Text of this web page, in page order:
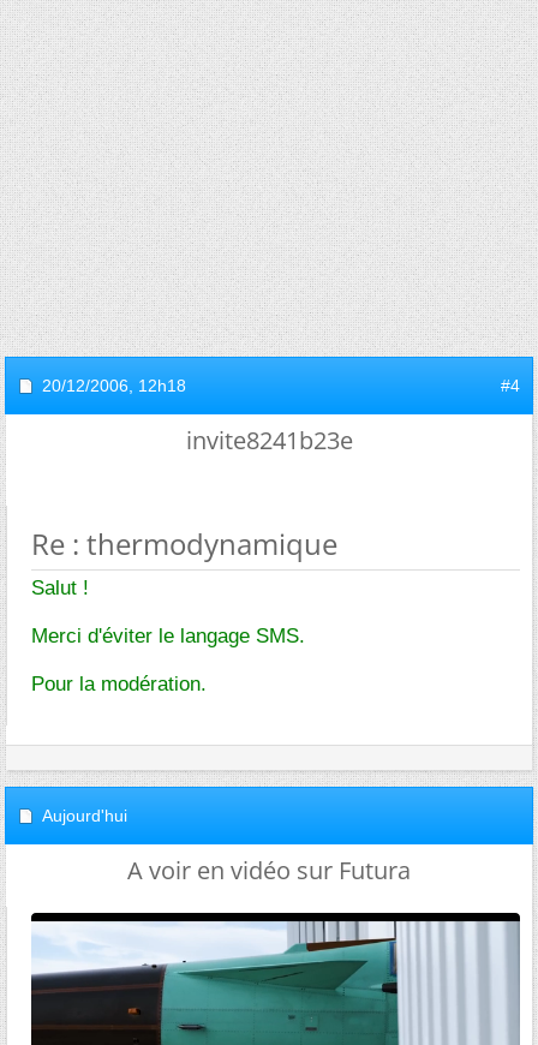
20/12/2006, 12h18 #4
invite8241b23e
Re : thermodynamique
Salut !
Merci d'éviter le langage SMS.
Pour la modération.
Aujourd'hui
A voir en vidéo sur Futura